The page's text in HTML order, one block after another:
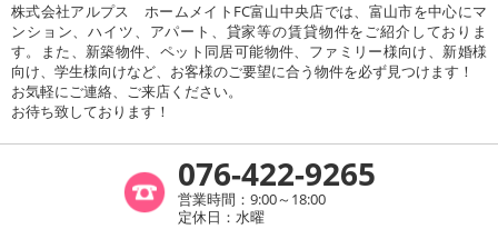
株式会社アルプス ホームメイトFC富山中央店では、富山市を中心にマ
ンション、ハイツ、アパート、貸家等の賃貸物件をご紹介しておりま
す。また、新築物件、ペット同居可能物件、ファミリー様向け、新婚様
向け、学生様向けなど、お客様のご要望に合う物件を必ず見つけます！
お気軽にご連絡、ご来店ください。
お待ち致しております！
076-422-9265
営業時間：9:00～18:00
定休日：水曜